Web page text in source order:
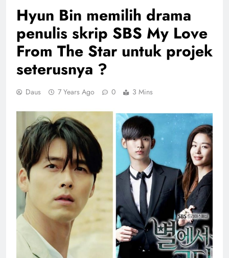
Hyun Bin memilih drama
penulis skrip SBS My Love
From The Star untuk projek
seterusnya ?
Daus 7 Years Ago 0 3 Mins